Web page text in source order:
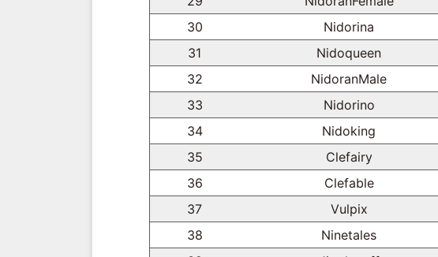
30
Nidorina
31
Nidoqueen
32
NidoranMale
33
Nidorino
34
Nidoking
35
Clefairy
36
Clefable
37
Vulpix
38
Ninetales